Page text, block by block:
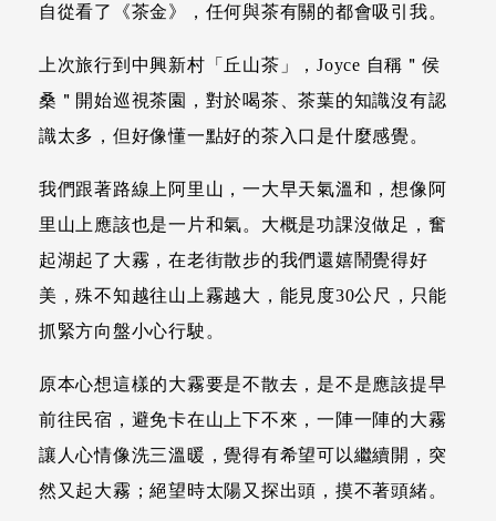
自從看了《茶金》，任何與茶有關的都會吸引我。
上次旅行到中興新村「丘山茶」，Joyce 自稱＂侯
桑＂開始巡視茶園，對於喝茶、茶葉的知識沒有認
識太多，但好像懂一點好的茶入口是什麼感覺。
我們跟著路線上阿里山，一大早天氣溫和，想像阿
里山上應該也是一片和氣。大概是功課沒做足，奮
起湖起了大霧，在老街散步的我們還嬉鬧覺得好
美，殊不知越往山上霧越大，能見度30公尺，只能
抓緊方向盤小心行駛。
原本心想這樣的大霧要是不散去，是不是應該提早
前往民宿，避免卡在山上下不來，一陣一陣的大霧
讓人心情像洗三溫暖，覺得有希望可以繼續開，突
然又起大霧；絕望時太陽又探出頭，摸不著頭緒。